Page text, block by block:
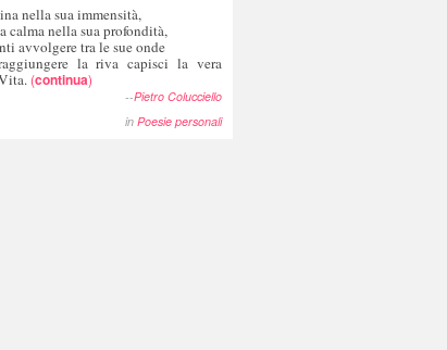
nella sua immensità,
calma nella sua profondità,
avvolgere tra le sue onde
la riva capisci la vera
(continua)
--Pietro Colucciello
in Poesie personali